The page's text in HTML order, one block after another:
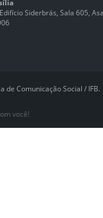
Siderbrás, Sala 605,
Comunicação Social / IFB.
você!